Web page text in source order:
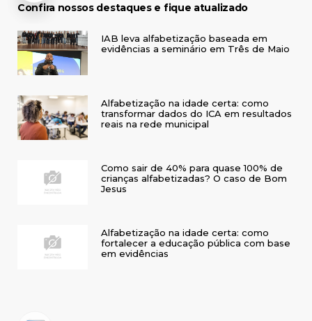
Confira nossos destaques e fique atualizado
IAB leva alfabetização baseada em
evidências a seminário em Três de Maio
Alfabetização na idade certa: como
transformar dados do ICA em resultados
reais na rede municipal
Como sair de 40% para quase 100% de
crianças alfabetizadas? O caso de Bom
Jesus
Alfabetização na idade certa: como
fortalecer a educação pública com base
em evidências